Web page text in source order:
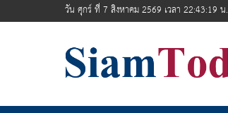
วัน ศุกร์ ที่ 7 สิงหาคม 2569 เวลา 22:43:21 น.